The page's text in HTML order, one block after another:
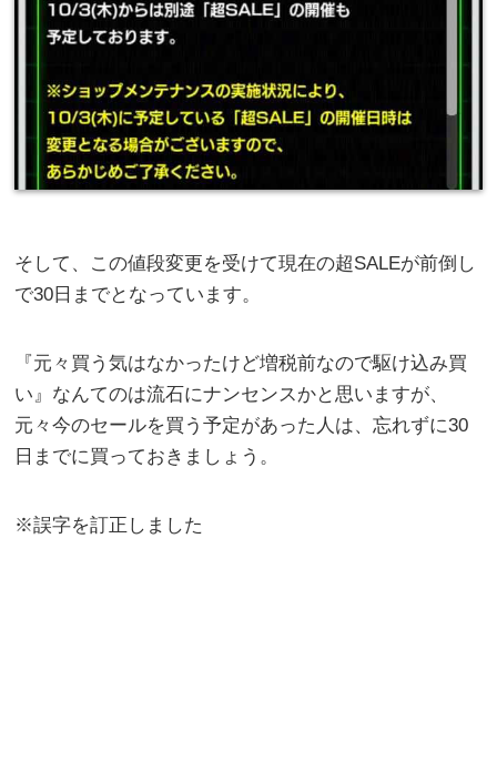
そして、この値段変更を受けて現在の超SALEが前倒し
で30日までとなっています。
『元々買う気はなかったけど増税前なので駆け込み買
い』なんてのは流石にナンセンスかと思いますが、
元々今のセールを買う予定があった人は、忘れずに30
日までに買っておきましょう。
※誤字を訂正しました